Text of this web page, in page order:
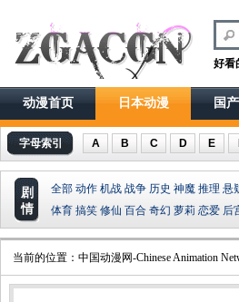
好看
动漫首页 日本动漫 国
字母索引 A B C D E
剧
情
全部 动作 机战 战争 历史 神魔 推理 悬
体育 搞笑 修仙 百合 奇幻 萝莉 恋爱 后
当前的位置： 中国动漫网-Chinese Animation